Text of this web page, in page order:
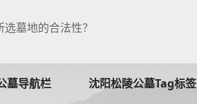
墓地的合法性？
墓导航栏 沈阳松陵公墓Tag标签